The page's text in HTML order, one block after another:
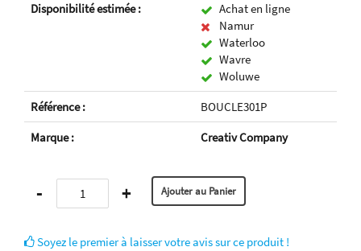
Disponibilité estimée :
Achat en ligne
Namur
Waterloo
Wavre
Woluwe
Référence :
BOUCLE301P
Marque :
Creativ Company
- +
Soyez le premier à laisser votre avis sur ce produit !